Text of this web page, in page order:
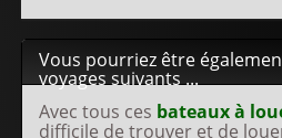
Vous pourriez être
voyages suivants ...
Avec tous ces bateaux à
difficile de trouver et de